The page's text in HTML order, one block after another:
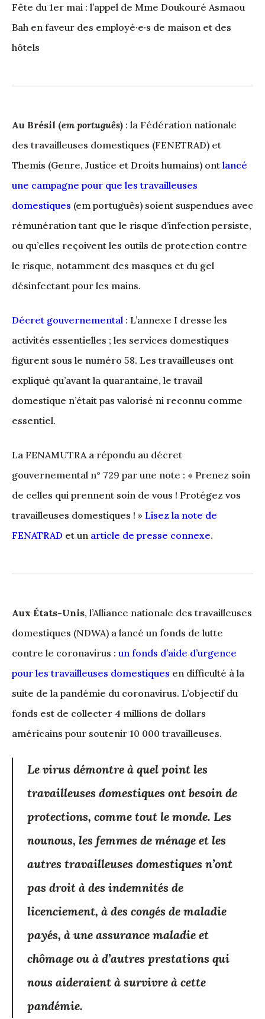
Fête du 1er mai : l’appel de Mme Doukouré Asmaou
Bah en faveur des employé·e·s de maison et des
hôtels
Au Brésil (em português) : la Fédération nationale
des travailleuses domestiques (FENETRAD) et
Themis (Genre, Justice et Droits humains) ont lancé
une campagne pour que les travailleuses
domestiques (em português) soient suspendues avec
rémunération tant que le risque d’infection persiste,
ou qu’elles reçoivent les outils de protection contre
le risque, notamment des masques et du gel
désinfectant pour les mains.
Décret gouvernemental : L’annexe I dresse les
activités essentielles ; les services domestiques
figurent sous le numéro 58. Les travailleuses ont
expliqué qu’avant la quarantaine, le travail
domestique n’était pas valorisé ni reconnu comme
essentiel.
La FENAMUTRA a répondu au décret
gouvernemental n° 729 par une note : « Prenez soin
de celles qui prennent soin de vous ! Protégez vos
travailleuses domestiques ! » Lisez la note de
FENATRAD et un article de presse connexe.
Aux États-Unis, l’Alliance nationale des travailleuses
domestiques (NDWA) a lancé un fonds de lutte
contre le coronavirus : un fonds d’aide d’urgence
pour les travailleuses domestiques en difficulté à la
suite de la pandémie du coronavirus. L’objectif du
fonds est de collecter 4 millions de dollars
américains pour soutenir 10 000 travailleuses.
Le virus démontre à quel point les
travailleuses domestiques ont besoin de
protections, comme tout le monde. Les
nounous, les femmes de ménage et les
autres travailleuses domestiques n’ont
pas droit à des indemnités de
licenciement, à des congés de maladie
payés, à une assurance maladie et
chômage ou à d’autres prestations qui
nous aideraient à survivre à cette
pandémie.